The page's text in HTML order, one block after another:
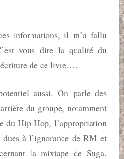
informations, il m’a fallu
vous dire la qualité du
de ce livre….
aussi. On parle des
du groupe, notamment
du Hip-Hop, l’appropriation
à l’ignorance de RM et
la mixtape de Suga.